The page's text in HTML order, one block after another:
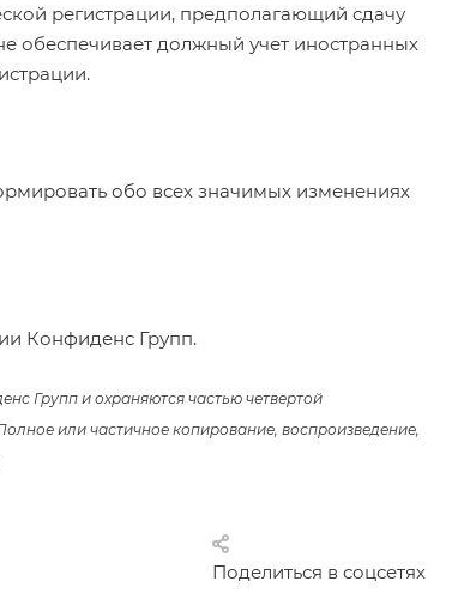
регистрации, предполагающий сдачу
обеспечивает должный учет иностранных
обо всех значимых изменениях
Конфиденс Групп.
Групп и охраняются частью четвертой
или частичное копирование, воспроизведение,
Поделиться в соцсетях